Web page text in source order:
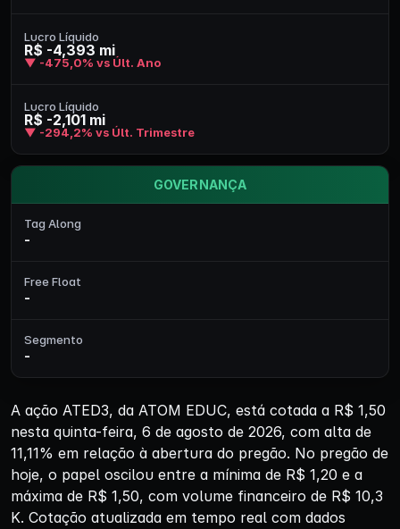
Lucro Líquido
R$ -4,393 mi
▼ -475,0% vs Últ. Ano
Lucro Líquido
R$ -2,101 mi
▼ -294,2% vs Últ. Trimestre
GOVERNANÇA
Tag Along
-
Free Float
-
Segmento
-
A ação ATED3, da ATOM EDUC, está cotada a R$ 1,50
nesta quinta-feira, 6 de agosto de 2026, com alta de
11,11% em relação à abertura do pregão. No pregão de
hoje, o papel oscilou entre a mínima de R$ 1,20 e a
máxima de R$ 1,50, com volume financeiro de R$ 10,3
K. Cotação atualizada em tempo real com dados